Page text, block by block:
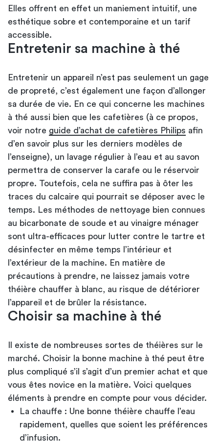
Elles offrent en effet un maniement intuitif, une
esthétique sobre et contemporaine et un tarif
accessible.
Entretenir sa machine à thé
Entretenir un appareil n’est pas seulement un gage
de propreté, c’est également une façon d’allonger
sa durée de vie. En ce qui concerne les machines
à thé aussi bien que les cafetières (à ce propos,
voir notre guide d’achat de cafetières Philips afin
d’en savoir plus sur les derniers modèles de
l’enseigne), un lavage régulier à l’eau et au savon
permettra de conserver la carafe ou le réservoir
propre. Toutefois, cela ne suffira pas à ôter les
traces du calcaire qui pourrait se déposer avec le
temps. Les méthodes de nettoyage bien connues
au bicarbonate de soude et au vinaigre ménager
sont ultra-efficaces pour lutter contre le tartre et
désinfecter en même temps l’intérieur et
l’extérieur de la machine. En matière de
précautions à prendre, ne laissez jamais votre
théière chauffer à blanc, au risque de détériorer
l’appareil et de brûler la résistance.
Choisir sa machine à thé
Il existe de nombreuses sortes de théières sur le
marché. Choisir la bonne machine à thé peut être
plus compliqué s’il s’agit d’un premier achat et que
vous êtes novice en la matière. Voici quelques
éléments à prendre en compte pour vous décider.
La chauffe : Une bonne théière chauffe l’eau
rapidement, quelles que soient les préférences
d’infusion.